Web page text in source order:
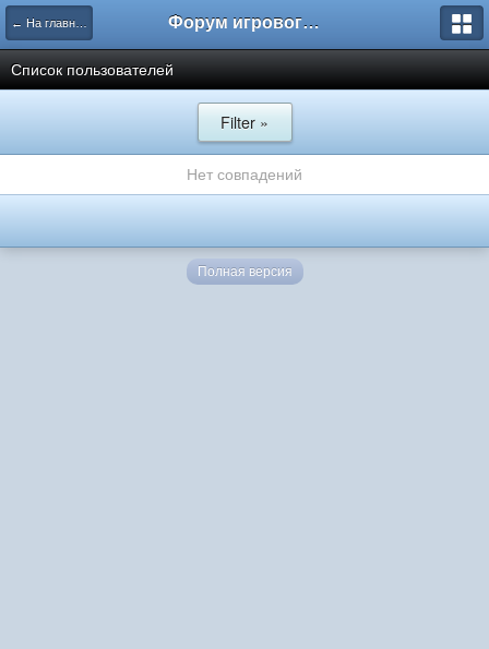
← На главную Форум игрового проекта Riverrise
Список пользователей
Filter »
Нет совпадений
Полная версия